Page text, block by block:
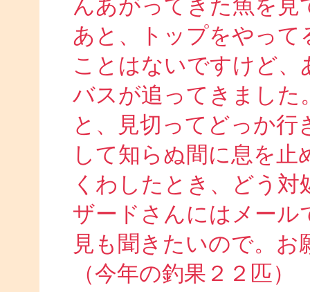
んあがってきた魚を
あと、トップをやって
ことはないですけど
バスが追ってきまし
と、見切ってどっか行
して知らぬ間に息を
くわしたとき、どう
ザードさんにはメール
見も聞きたいので。お
（今年の釣果２２匹）